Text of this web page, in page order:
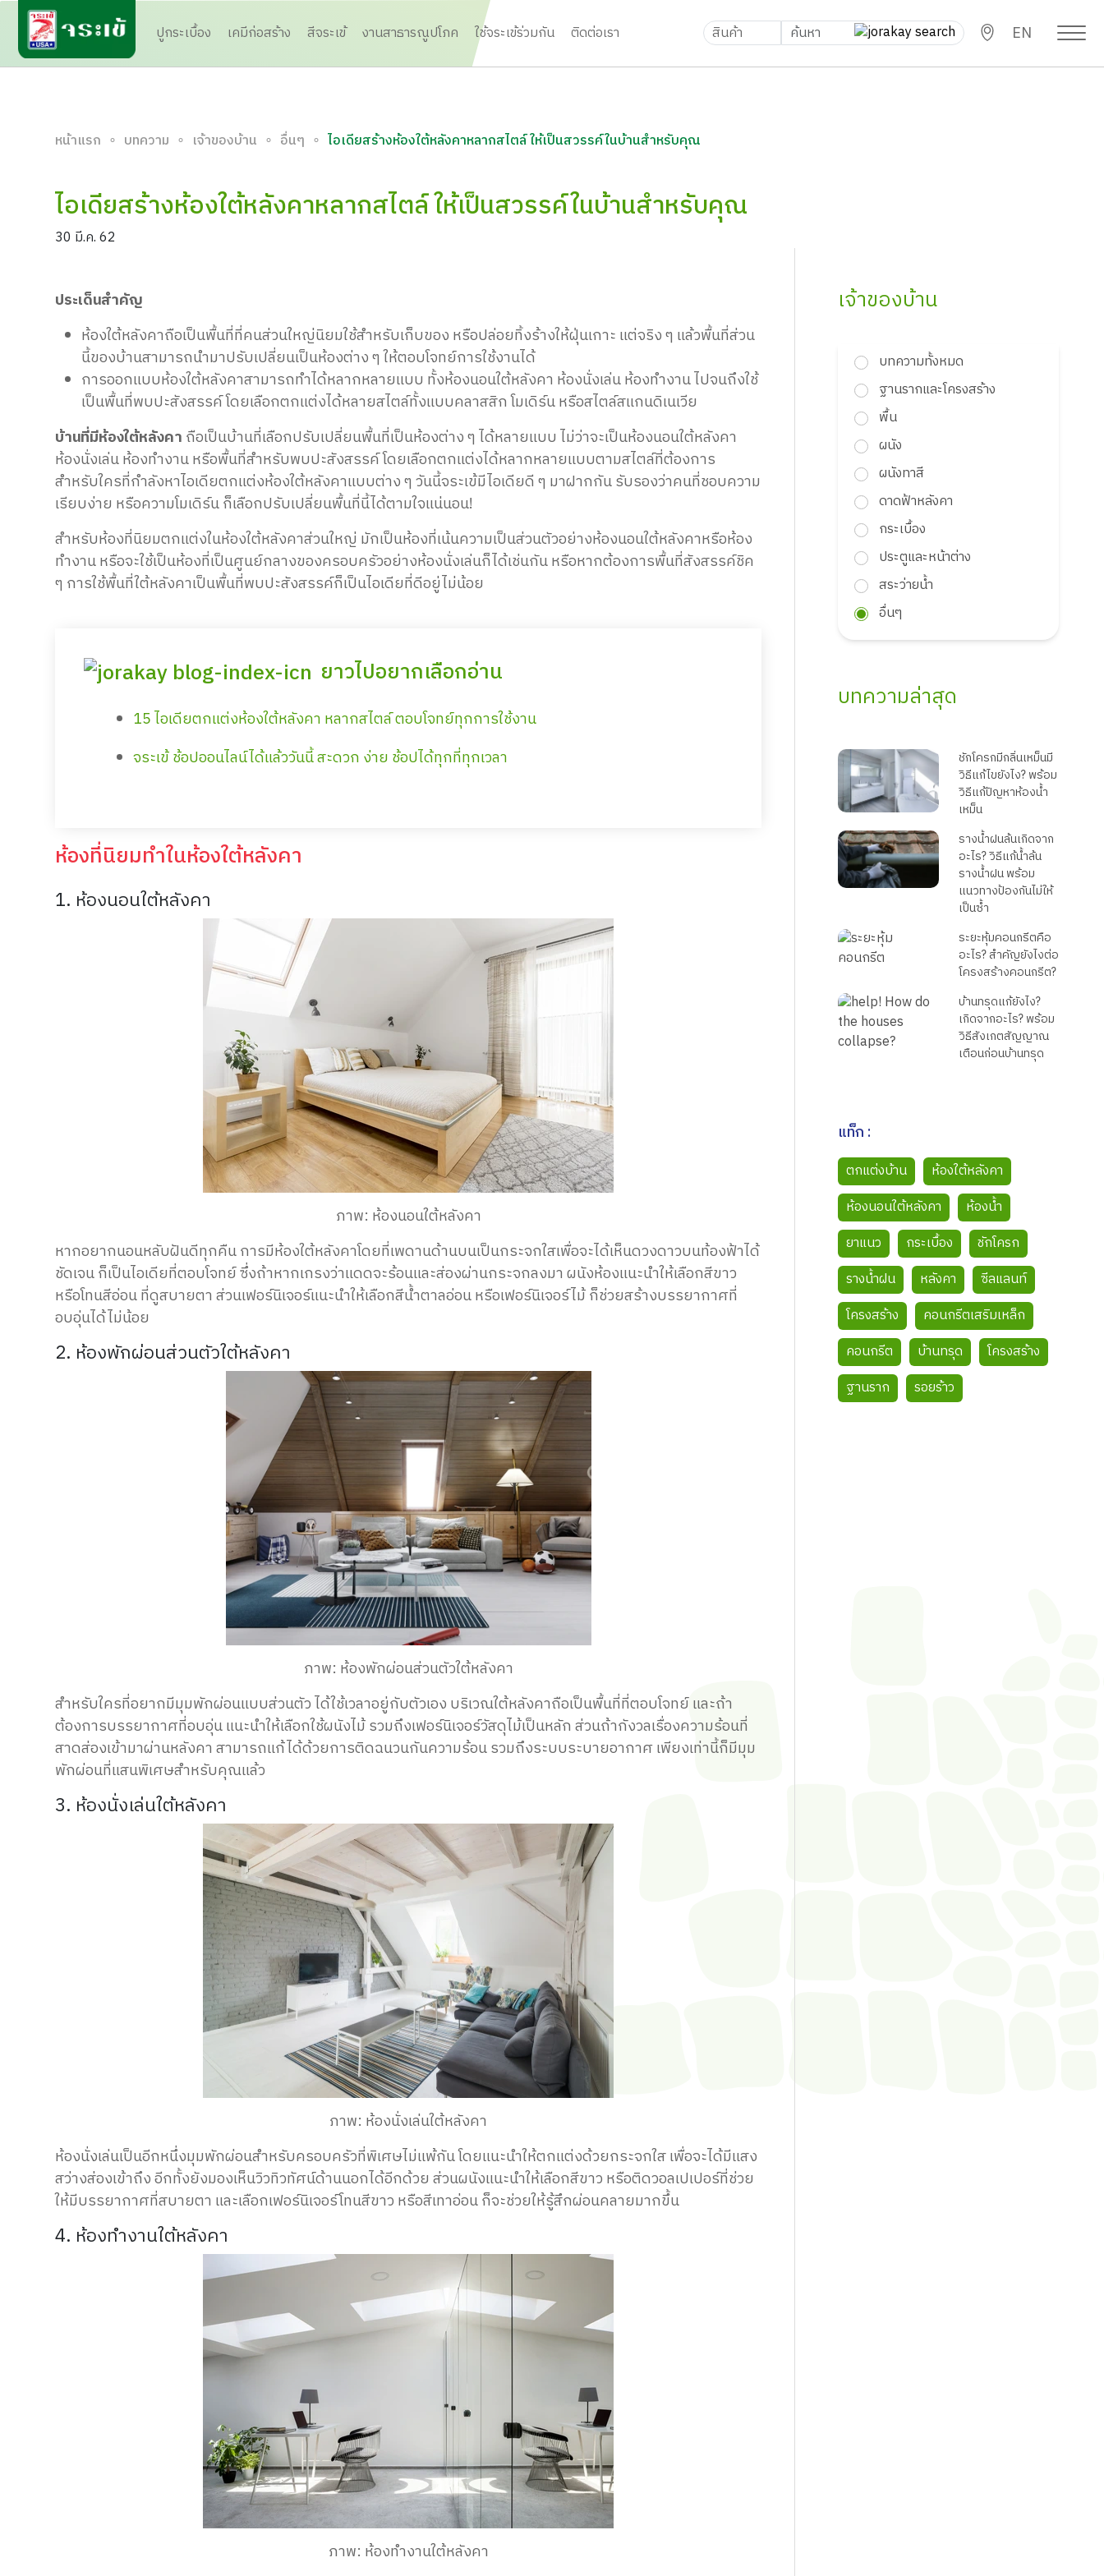
ปูกระเบื้อง เคมีก่อสร้าง สีจระเข้ งานสาธารณูปโภค ใช้จระเข้ร่วมกัน ติดต่อเรา EN
หน้าแรก ∘ บทความ ∘ เจ้าของบ้าน ∘ อื่นๆ ∘ ไอเดียสร้างห้องใต้หลังคาหลากสไตล์ ให้เป็นสวรรค์ในบ้านสำหรับคุณ
ไอเดียสร้างห้องใต้หลังคาหลากสไตล์ ให้เป็นสวรรค์ในบ้านสำหรับคุณ
30 มี.ค. 62
ประเด็นสำคัญ
ห้องใต้หลังคาถือเป็นพื้นที่ที่คนส่วนใหญ่นิยมใช้สำหรับเก็บของ หรือปล่อยทิ้งร้างให้ฝุ่นเกาะ แต่จริง ๆ แล้วพื้นที่ส่วน
นี้ของบ้านสามารถนำมาปรับเปลี่ยนเป็นห้องต่าง ๆ ให้ตอบโจทย์การใช้งานได้
การออกแบบห้องใต้หลังคาสามารถทำได้หลากหลายแบบ ทั้งห้องนอนใต้หลังคา ห้องนั่งเล่น ห้องทำงาน ไปจนถึงใช้
เป็นพื้นที่พบปะสังสรรค์ โดยเลือกตกแต่งได้หลายสไตล์ทั้งแบบคลาสสิก โมเดิร์น หรือสไตล์สแกนดิเนเวีย
บ้านที่มีห้องใต้หลังคา ถือเป็นบ้านที่เลือกปรับเปลี่ยนพื้นที่เป็นห้องต่าง ๆ ได้หลายแบบ ไม่ว่าจะเป็นห้องนอนใต้หลังคา
ห้องนั่งเล่น ห้องทำงาน หรือพื้นที่สำหรับพบปะสังสรรค์ โดยเลือกตกแต่งได้หลากหลายแบบตามสไตล์ที่ต้องการ
สำหรับใครที่กำลังหาไอเดียตกแต่งห้องใต้หลังคาแบบต่าง ๆ วันนี้จระเข้มีไอเดียดี ๆ มาฝากกัน รับรองว่าคนที่ชอบความ
เรียบง่าย หรือความโมเดิร์น ก็เลือกปรับเปลี่ยนพื้นที่นี้ได้ตามใจแน่นอน!
สำหรับห้องที่นิยมตกแต่งในห้องใต้หลังคาส่วนใหญ่ มักเป็นห้องที่เน้นความเป็นส่วนตัวอย่างห้องนอนใต้หลังคาหรือห้อง
ทำงาน หรือจะใช้เป็นห้องที่เป็นศูนย์กลางของครอบครัวอย่างห้องนั่งเล่นก็ได้เช่นกัน หรือหากต้องการพื้นที่สังสรรค์ชิค
ๆ การใช้พื้นที่ใต้หลังคาเป็นพื้นที่พบปะสังสรรค์ก็เป็นไอเดียที่ดีอยู่ไม่น้อย
ยาวไปอยากเลือกอ่าน
15 ไอเดียตกแต่งห้องใต้หลังคา หลากสไตล์ ตอบโจทย์ทุกการใช้งาน
จระเข้ ช้อปออนไลน์ได้แล้ววันนี้ สะดวก ง่าย ช้อปได้ทุกที่ทุกเวลา
ห้องที่นิยมทำในห้องใต้หลังคา
1. ห้องนอนใต้หลังคา
ภาพ: ห้องนอนใต้หลังคา
หากอยากนอนหลับฝันดีทุกคืน การมีห้องใต้หลังคาโดยที่เพดานด้านบนเป็นกระจกใสเพื่อจะได้เห็นดวงดาวบนท้องฟ้าได้
ชัดเจน ก็เป็นไอเดียที่ตอบโจทย์ ซึ่งถ้าหากเกรงว่าแดดจะร้อนและส่องผ่านกระจกลงมา ผนังห้องแนะนำให้เลือกสีขาว
หรือโทนสีอ่อน ที่ดูสบายตา ส่วนเฟอร์นิเจอร์แนะนำให้เลือกสีน้ำตาลอ่อน หรือเฟอร์นิเจอร์ไม้ ก็ช่วยสร้างบรรยากาศที่
อบอุ่นได้ไม่น้อย
2. ห้องพักผ่อนส่วนตัวใต้หลังคา
ภาพ: ห้องพักผ่อนส่วนตัวใต้หลังคา
สำหรับใครที่อยากมีมุมพักผ่อนแบบส่วนตัว ได้ใช้เวลาอยู่กับตัวเอง บริเวณใต้หลังคาถือเป็นพื้นที่ที่ตอบโจทย์ และถ้า
ต้องการบรรยากาศที่อบอุ่น แนะนำให้เลือกใช้ผนังไม้ รวมถึงเฟอร์นิเจอร์วัสดุไม้เป็นหลัก ส่วนถ้ากังวลเรื่องความร้อนที่
สาดส่องเข้ามาผ่านหลังคา สามารถแก้ได้ด้วยการติดฉนวนกันความร้อน รวมถึงระบบระบายอากาศ เพียงเท่านี้ก็มีมุม
พักผ่อนที่แสนพิเศษสำหรับคุณแล้ว
3. ห้องนั่งเล่นใต้หลังคา
ภาพ: ห้องนั่งเล่นใต้หลังคา
ห้องนั่งเล่นเป็นอีกหนึ่งมุมพักผ่อนสำหรับครอบครัวที่พิเศษไม่แพ้กัน โดยแนะนำให้ตกแต่งด้วยกระจกใส เพื่อจะได้มีแสง
สว่างส่องเข้าถึง อีกทั้งยังมองเห็นวิวทิวทัศน์ด้านนอกได้อีกด้วย ส่วนผนังแนะนำให้เลือกสีขาว หรือติดวอลเปเปอร์ที่ช่วย
ให้มีบรรยากาศที่สบายตา และเลือกเฟอร์นิเจอร์โทนสีขาว หรือสีเทาอ่อน ก็จะช่วยให้รู้สึกผ่อนคลายมากขึ้น
4. ห้องทำงานใต้หลังคา
ภาพ: ห้องทำงานใต้หลังคา
เจ้าของบ้าน
บทความทั้งหมด
ฐานรากและโครงสร้าง
พื้น
ผนัง
ผนังทาสี
ดาดฟ้าหลังคา
กระเบื้อง
ประตูและหน้าต่าง
สระว่ายน้ำ
อื่นๆ
บทความล่าสุด
ชักโครกมีกลิ่นเหม็นมี
วิธีแก้ไขยังไง? พร้อม
วิธีแก้ปัญหาห้องน้ำ
เหม็น
รางน้ำฝนล้นเกิดจาก
อะไร? วิธีแก้น้ำล้น
รางน้ำฝน พร้อม
แนวทางป้องกันไม่ให้
เป็นซ้ำ
ระยะหุ้มคอนกรีตคือ
อะไร? สำคัญยังไงต่อ
โครงสร้างคอนกรีต?
บ้านทรุดแก้ยังไง?
เกิดจากอะไร? พร้อม
วิธีสังเกตสัญญาณ
เตือนก่อนบ้านทรุด
แท็ก :
ตกแต่งบ้าน
ห้องใต้หลังคา
ห้องนอนใต้หลังคา
ห้องน้ำ
ยาแนว
กระเบื้อง
ชักโครก
รางน้ำฝน
หลังคา
ซีลแลนท์
โครงสร้าง
คอนกรีตเสริมเหล็ก
คอนกรีต
บ้านทรุด
โครงสร้าง
ฐานราก
รอยร้าว